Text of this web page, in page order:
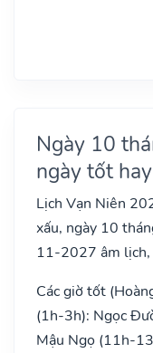
Ngày 10
ngày tốt
Lịch Vạn Niên
xấu, ngày 10
11-2027 âm lịch,
Các giờ tốt
(1h-3h): Ngọc
Mậu Ngọ (11h-